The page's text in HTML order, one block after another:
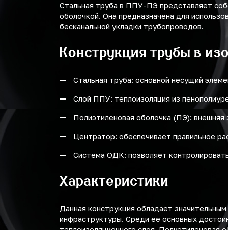
Стальная труба в ППУ-ПЭ представляет
оболочкой. Она предназначена для
бесканальной укладки трубопроводов.
Конструкция трубы в
Стальная труба: основной несущий
Слой ППУ: теплоизоляция из
Полиэтиленовая оболочка (ПЭ): внешняя
Центратор: обеспечивает правильное
Система ОДК: позволяет
Характеристики
Данная конструкция обладает
инфраструктуры. Среди её основных